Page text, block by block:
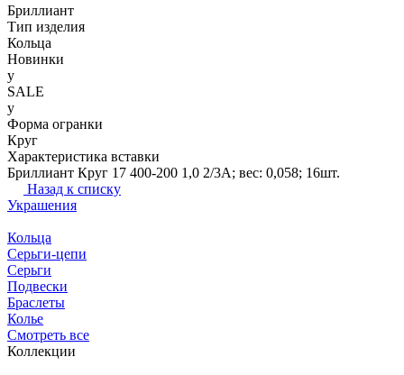
Бриллиант
Тип изделия
Кольца
Новинки
y
SALE
y
Форма огранки
Круг
Характеристика вставки
Бриллиант Круг 17 400-200 1,0 2/3А; вес: 0,058; 16шт.
Назад к списку
Украшения
Кольца
Серьги-цепи
Серьги
Подвески
Браслеты
Колье
Смотреть все
Коллекции